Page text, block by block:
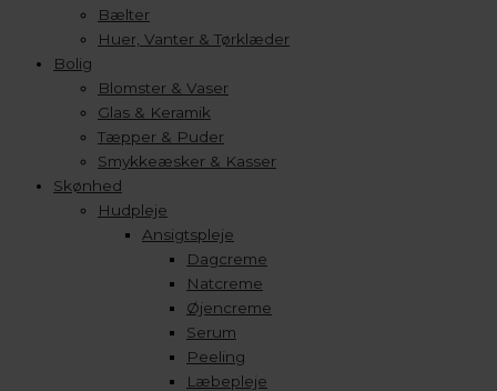
Bælter
Huer, Vanter & Tørklæder
Bolig
Blomster & Vaser
Glas & Keramik
Tæpper & Puder
Smykkeæsker & Kasser
Skønhed
Hudpleje
Ansigtspleje
Dagcreme
Natcreme
Øjencreme
Serum
Peeling
Læbepleje